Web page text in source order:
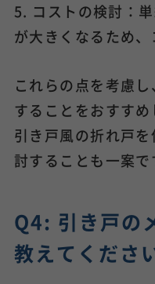
5. コストの検討：
が大きくなるため、
これらの点を考慮
することをおすすめ
引き戸風の折れ戸
討することも一案で
Q4: 引き戸の
教えてくださ